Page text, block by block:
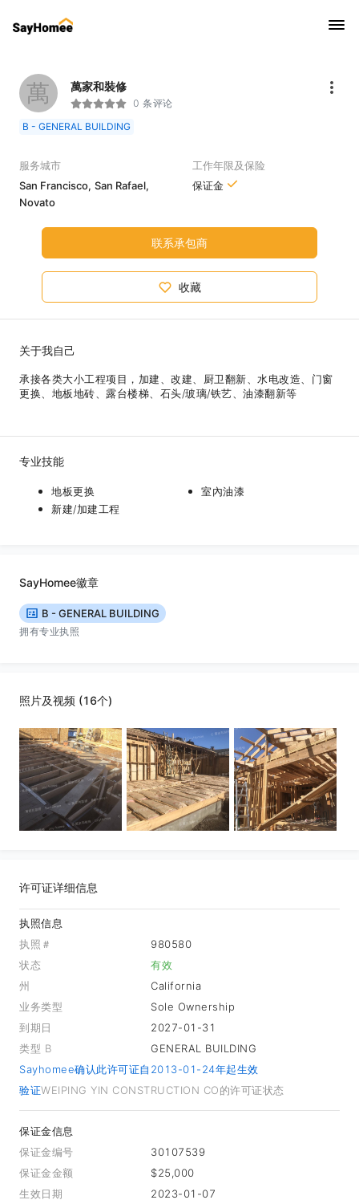
萬 萬家和裝修
0 条评论
B - GENERAL BUILDING
服务城市
San Francisco, San Rafael,
Novato
工作年限及保险
保证金
联系承包商
收藏
关于我自己
承接各类大小工程项目，加建、改建、厨卫翻新、水电改造、门窗
更换、地板地砖、露台楼梯、石头/玻璃/铁艺、油漆翻新等
专业技能
地板更换
新建/加建工程
室內油漆
SayHomee徽章
B - GENERAL BUILDING
拥有专业执照
照片及视频 (16个)
许可证详细信息
执照信息
执照＃
980580
状态
有效
州
California
业务类型
Sole Ownership
到期日
2027-01-31
类型 B
GENERAL BUILDING
Sayhomee确认此许可证自2013-01-24年起生效
验证WEIPING YIN CONSTRUCTION CO的许可证状态
保证金信息
保证金编号
30107539
保证金金额
$25,000
生效日期
2023-01-07